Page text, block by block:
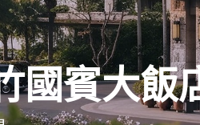
賓大飯